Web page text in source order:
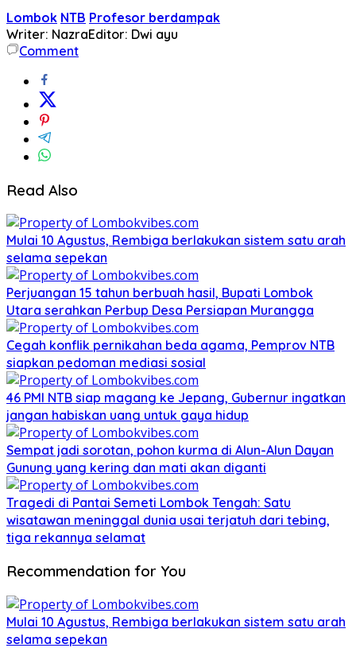
Lombok NTB Profesor berdampak
Writer: NazraEditor: Dwi ayu
Comment
Read Also
Mulai 10 Agustus, Rembiga berlakukan sistem satu arah
selama sepekan
Perjuangan 15 tahun berbuah hasil, Bupati Lombok
Utara serahkan Perbup Desa Persiapan Murangga
Cegah konflik pernikahan beda agama, Pemprov NTB
siapkan pedoman mediasi sosial
46 PMI NTB siap magang ke Jepang, Gubernur ingatkan
jangan habiskan uang untuk gaya hidup
Sempat jadi sorotan, pohon kurma di Alun-Alun Dayan
Gunung yang kering dan mati akan diganti
Tragedi di Pantai Semeti Lombok Tengah: Satu
wisatawan meninggal dunia usai terjatuh dari tebing,
tiga rekannya selamat
Recommendation for You
Mulai 10 Agustus, Rembiga berlakukan sistem satu arah
selama sepekan